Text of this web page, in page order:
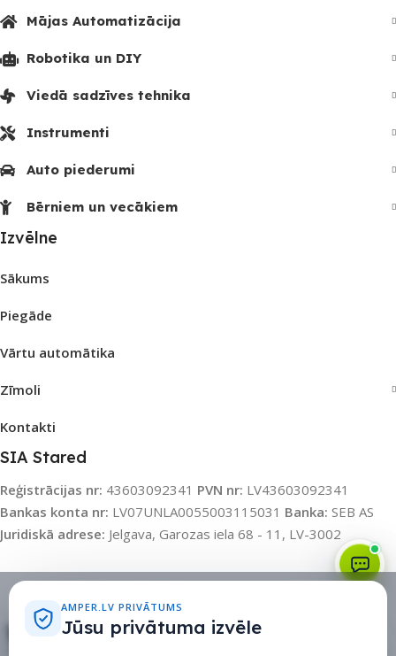
Mājas Automatizācija
Robotika un DIY
Viedā sadzīves tehnika
Instrumenti
Auto piederumi
Bērniem un vecākiem
Izvēlne
Sākums
Piegāde
Vārtu automātika
Zīmoli
Kontakti
SIA Stared
Reģistrācijas nr: 43603092341 PVN nr: LV43603092341
Bankas konta nr: LV07UNLA0055003115031 Banka: SEB AS
Juridiskā adrese: Jelgava, Garozas iela 68 - 11, LV-3002
AMPER.LV PRIVĀTUMS
Jūsu privātuma izvēle